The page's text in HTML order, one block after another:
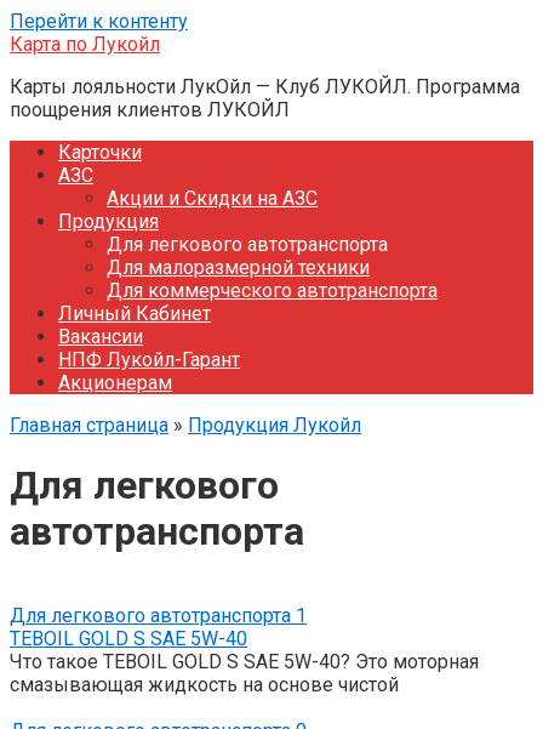
Перейти к контенту
Карта по Лукойл
Карты лояльности ЛукОйл — Клуб ЛУКОЙЛ. Программа
поощрения клиентов ЛУКОЙЛ
Карточки
АЗС
Акции и Скидки на АЗС
Продукция
Для легкового автотранспорта
Для малоразмерной техники
Для коммерческого автотранспорта
Личный Кабинет
Вакансии
НПФ Лукойл-Гарант
Акционерам
Главная страница » Продукция Лукойл
Для легкового
автотранспорта
Для легкового автотранспорта 1
TEBOIL GOLD S SAE 5W-40
Что такое TEBOIL GOLD S SAE 5W-40? Это моторная
смазывающая жидкость на основе чистой